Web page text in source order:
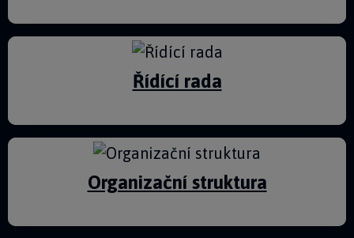
Řídící rada
Organizační struktura